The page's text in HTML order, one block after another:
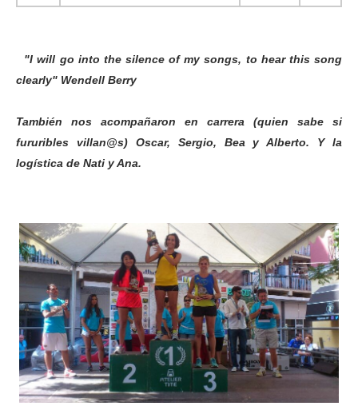
"I will go into the silence of my songs, to hear this song
clearly" Wendell Berry
También nos acompañaron en carrera (quien sabe si
fururibles villan@s) Oscar, Sergio, Bea y Alberto. Y la
logística de Nati y Ana.